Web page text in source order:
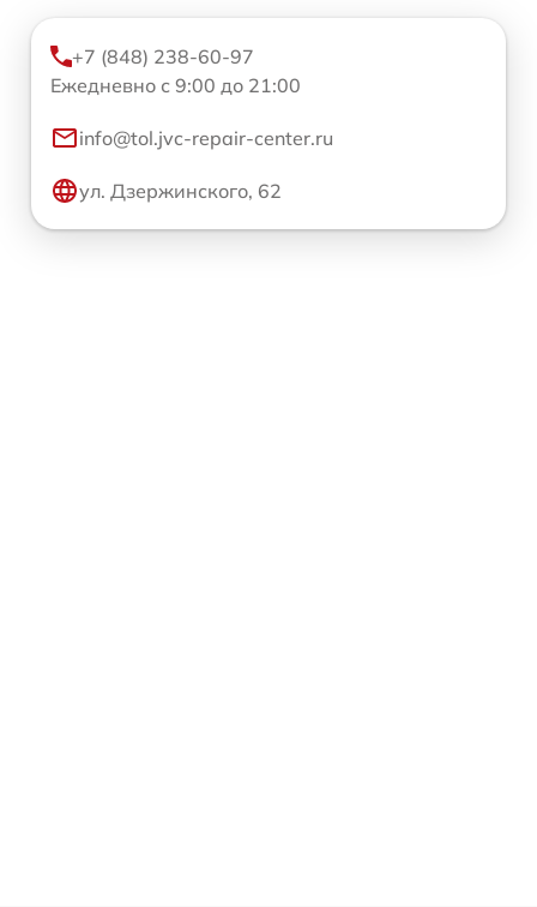
+7 (848) 238-60-97
Ежедневно с 9:00 до 21:00
info@tol.jvc-repair-center.ru
ул. Дзержинского, 62